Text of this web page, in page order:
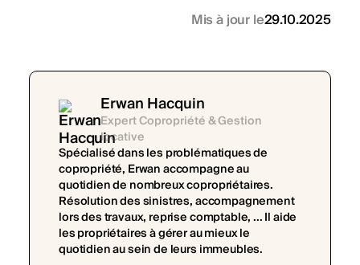
Mis à jour le29.10.2025
Erwan Hacquin
Expert Copropriété & Gestion
locative
Spécialisé dans les problématiques de
copropriété, Erwan accompagne au
quotidien de nombreux copropriétaires.
Résolution des sinistres, accompagnement
lors des travaux, reprise comptable, ... Il aide
les propriétaires à gérer au mieux le
quotidien au sein de leurs immeubles.